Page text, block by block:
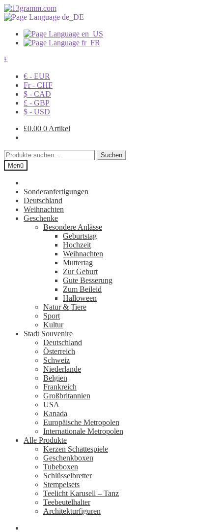
£
€ - EUR
Fr - CHF
$ - CAD
£ - GBP
$ - USD
£0.00 0 Artikel
Suchen
nach:
Suchen
Menü
Sonderanfertigungen
Deutschland
Weihnachten
Geschenke
Besondere Anlässe
Geburtstag
Hochzeit
Weihnachten
Muttertag
Zur Geburt
Gute Besserung
Zum Beileid
Halloween
Natur & Tiere
Sport
Kultur
Stadt Souvenire
Deutschland
Österreich
Schweiz
Niederlande
Belgien
Frankreich
Großbritannien
USA
Kanada
Europäische Metropolen
Internationale Metropolen
Alle Produkte
Kerzen Schattespiele
Geschenkboxen
Tubeboxen
Schlüsselbretter
Stempelsets
Teelicht Karusell – Tanz
Teebeutelhalter
Architekturfiguren